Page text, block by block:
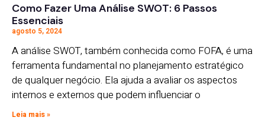
Como Fazer Uma Análise SWOT: 6 Passos
Essenciais
agosto 5, 2024
A análise SWOT, também conhecida como FOFA, é uma
ferramenta fundamental no planejamento estratégico
de qualquer negócio. Ela ajuda a avaliar os aspectos
internos e externos que podem influenciar o
Leia mais »